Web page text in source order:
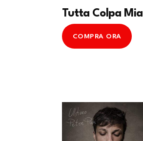
Tutta Colpa Mia
COMPRA ORA